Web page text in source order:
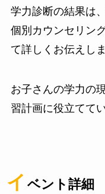
学力診断の結果は
個別カウンセリン
て詳しくお伝えしま
お子さんの学力の
習計画に役立てて
イ ベント詳細